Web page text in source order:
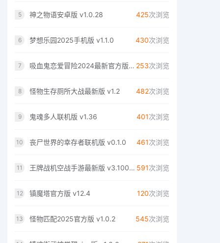
5 神之物语安卓版 v1.0.28 425次浏览
6 梦想乐园2025手机版 v1.1.0 430次浏览
7 吸血鬼恋爱冒险2024最新官方版 v1 253次浏览
8 怪物生存厕所大战最新版 v1.2 482次浏览
9 鬼魂多人联机版 v1.36 401次浏览
10 丧尸世界的幸存者联机版 v0.1.0 461次浏览
11 王牌战机空战手游最新版 v3.10000.0926.2 591次浏览
12 镇魔塔官方版 v12.4 120次浏览
13 怪物匹配2025官方版 v1.0.2 545次浏览